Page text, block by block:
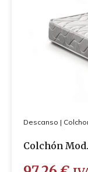
Descanso |
Colchón